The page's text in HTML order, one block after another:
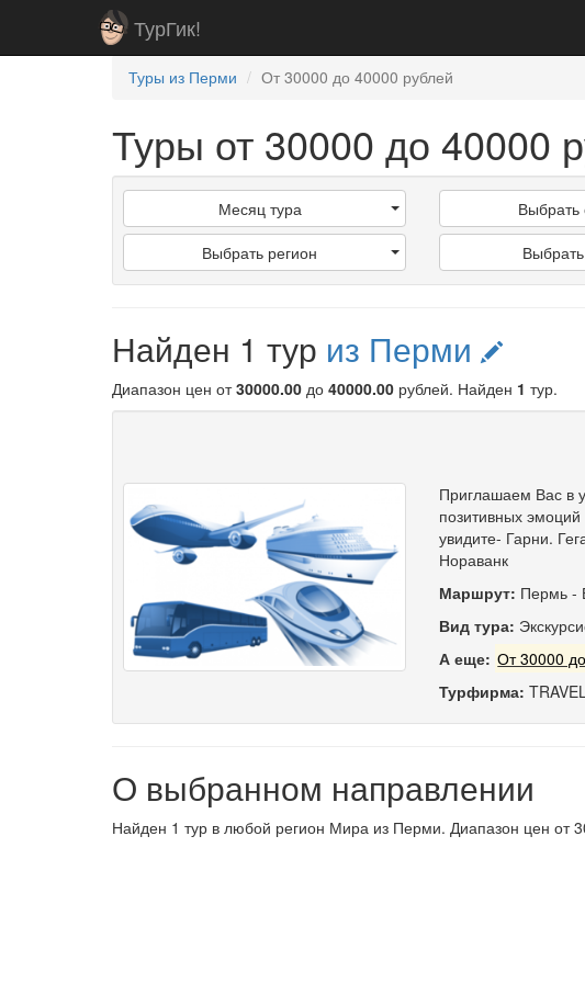
ТурГик!
Туры из Перми От 30000 до 40000 рублей
Туры от 30000 до 40000
Месяц тура
Выбрать регион
Выбрать
Найден 1 тур из Перми
Диапазон цен от30000.00 до 40000.00 рублей. Найден 1 тур.
Приглашаем Вас в
позитивных
увидите- Гарни.
Нораванк
Маршрут: Пермь-
Вид тура:
А еще: От 30000
Турфирма:
О выбранном направлении
Найден 1 тур в любой регион Мира из Перми. Диапазон цен от